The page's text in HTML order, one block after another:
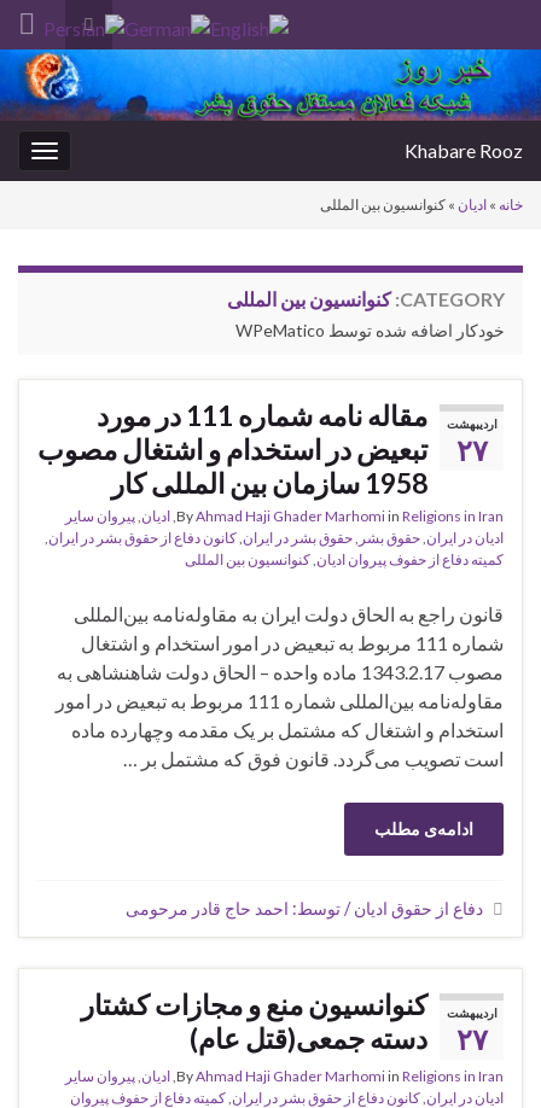
Toggle
search
form
Search for:
Khabare Rooz
خانه » ادیان » کنوانسیون بین المللی
CATEGORY: کنوانسیون بین المللی
خودکار اضافه شده توسط WPeMatico
اردیبهشت
۲۷
مقاله نامه شماره 111 در مورد
تبعیض در استخدام و اشتغال مصوب
1958 سازمان بین المللی کار
ByAhmad Haji Ghader Marhomiin Religions in Iran ادیان پیروان سایر
ادیان در ایران حقوق بشر حقوق بشر در ایران کانون دفاع از حقوق بشر در ایران
کمیته دفاع از حفوف پیروان ادیان کنوانسیون بین المللی
‌قانون راجع به الحاق دولت ایران به مقاوله‌نامه بین‌المللی
شماره 111 مربوط به تبعیض در امور استخدام و اشتغال
‌مصوب 1343.2.17 ‌ماده واحده – الحاق دولت شاهنشاهی به
مقاوله‌نامه بین‌المللی شماره 111 مربوط به تبعیض در امور
استخدام و اشتغال که مشتمل بر یک مقدمه و‌چهارده ماده
است تصویب می‌گردد. ‌قانون فوق که مشتمل بر …
ادامه‌ی مطلب
دفاع از حقوق ادیان / توسط: احمد حاج قادر مرحومی
اردیبهشت
۲۷
کنوانسیون منع و مجازات کشتار
دسته جمعی(قتل عام)
ByAhmad Haji Ghader Marhomiin Religions in Iran ادیان پیروان سایر
ادیان در ایران کانون دفاع از حقوق بشر در ایران کمیته دفاع از حفوف پیروان